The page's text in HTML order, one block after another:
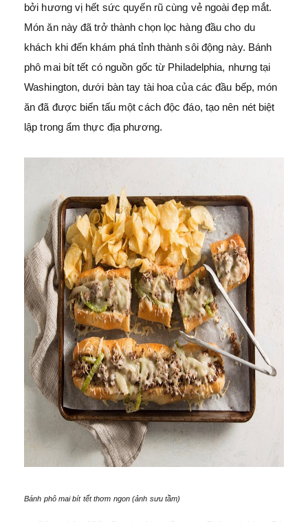
bởi hương vị hết sức quyến rũ cùng vẻ ngoài đẹp mắt.
Món ăn này đã trở thành chọn lọc hàng đầu cho du
khách khi đến khám phá tỉnh thành sôi động này. Bánh
phô mai bít tết có nguồn gốc từ Philadelphia, nhưng tại
Washington, dưới bàn tay tài hoa của các đầu bếp, món
ăn đã được biến tấu một cách độc đáo, tạo nên nét biệt
lập trong ẩm thực địa phương.
Bánh phô mai bít tết thơm ngon (ảnh sưu tầm)